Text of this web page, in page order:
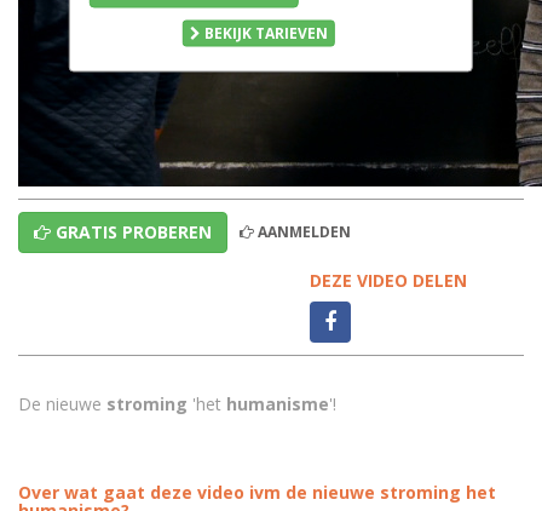
BEKIJK TARIEVEN
GRATIS PROBEREN AANMELDEN
DEZE VIDEO DELEN
De nieuwe stroming 'het humanisme'!
Over wat gaat deze video ivm de nieuwe stroming het